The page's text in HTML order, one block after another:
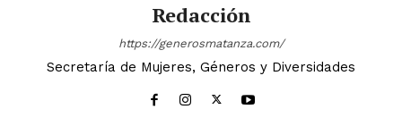
Redacción
https://generosmatanza.com/
Secretaría de Mujeres, Géneros y Diversidades